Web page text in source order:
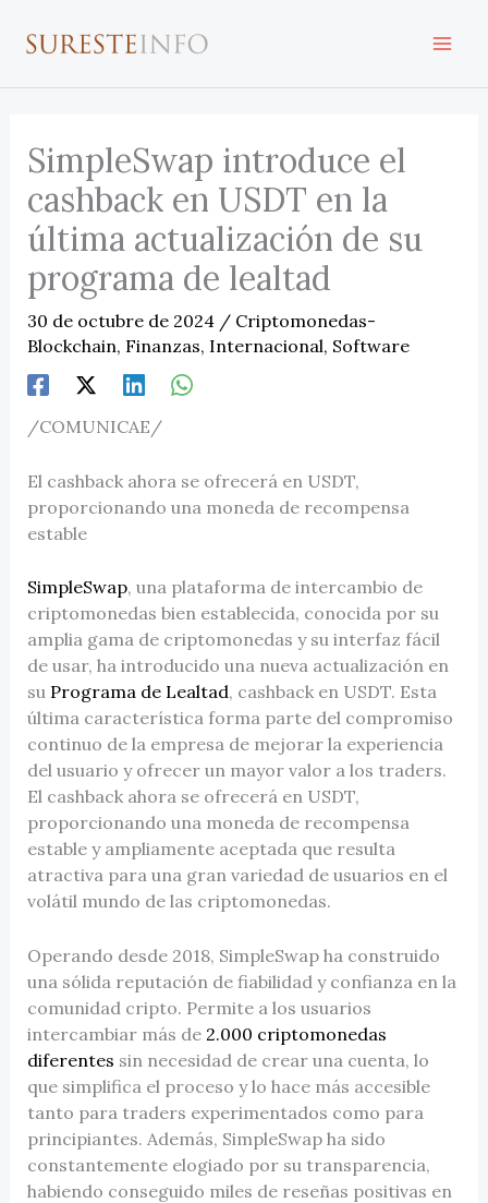
SimpleSwap introduce el
cashback en USDT en la
última actualización de su
programa de lealtad
30 de octubre de 2024 / Criptomonedas-
Blockchain, Finanzas, Internacional, Software
/COMUNICAE/
El cashback ahora se ofrecerá en USDT,
proporcionando una moneda de recompensa
estable
SimpleSwap, una plataforma de intercambio de
criptomonedas bien establecida, conocida por su
amplia gama de criptomonedas y su interfaz fácil
de usar, ha introducido una nueva actualización en
su Programa de Lealtad, cashback en USDT. Esta
última característica forma parte del compromiso
continuo de la empresa de mejorar la experiencia
del usuario y ofrecer un mayor valor a los traders.
El cashback ahora se ofrecerá en USDT,
proporcionando una moneda de recompensa
estable y ampliamente aceptada que resulta
atractiva para una gran variedad de usuarios en el
volátil mundo de las criptomonedas.
Operando desde 2018, SimpleSwap ha construido
una sólida reputación de fiabilidad y confianza en la
comunidad cripto. Permite a los usuarios
intercambiar más de 2.000 criptomonedas
diferentes sin necesidad de crear una cuenta, lo
que simplifica el proceso y lo hace más accesible
tanto para traders experimentados como para
principiantes. Además, SimpleSwap ha sido
constantemente elogiado por su transparencia,
habiendo conseguido miles de reseñas positivas en